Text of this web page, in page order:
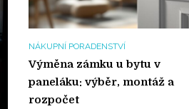
NÁKUPNÍ PORADENSTVÍ
Výměna zámku u bytu v
paneláku: výběr, montáž a
rozpočet